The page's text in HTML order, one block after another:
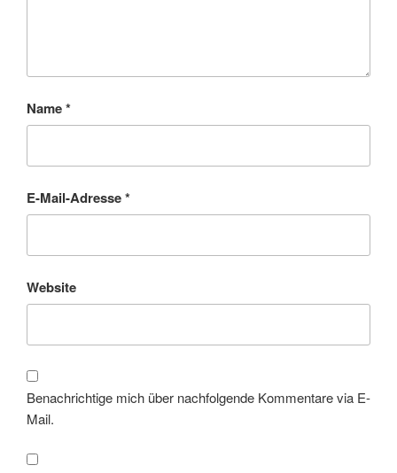
Name*
E-Mail-Adresse*
Website
Benachrichtige mich über nachfolgende Kommentare via E-
Mail.